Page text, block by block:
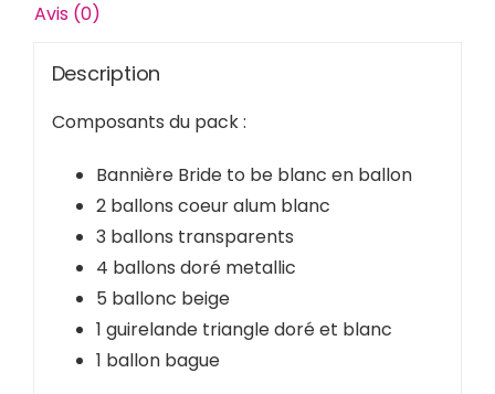
Avis (0)
Description
Composants du pack :
Bannière Bride to be blanc en ballon
2 ballons coeur alum blanc
3 ballons transparents
4 ballons doré metallic
5 ballonc beige
1 guirelande triangle doré et blanc
1 ballon bague